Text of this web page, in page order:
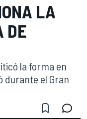
LA
DE
la forma en
durante el Gran